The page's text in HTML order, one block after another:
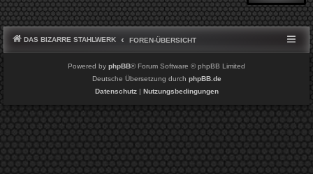
DAS BIZARRE STAHLWERK FOREN-ÜBERSICHT
Powered by phpBB® Forum Software © phpBB Limited
Deutsche Übersetzung durch phpBB.de
Datenschutz| Nutzungsbedingungen